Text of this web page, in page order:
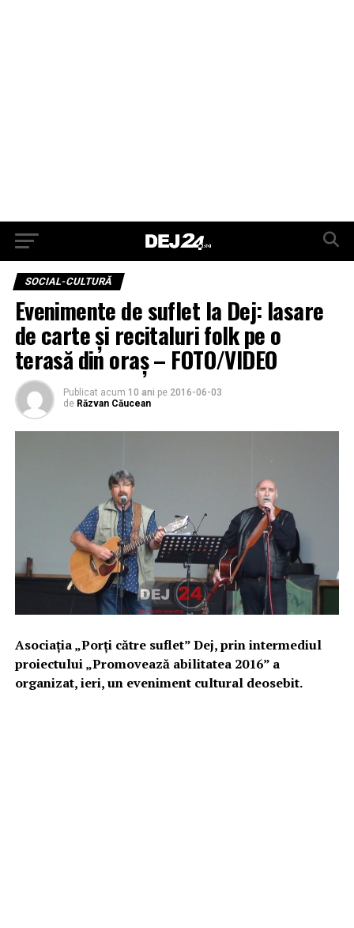
SOCIAL-CULTURĂ
Evenimente de suflet la Dej: lasare
de carte și recitaluri folk pe o
terasă din oraș – FOTO/VIDEO
Publicat acum 10 ani pe 2016-06-03
de Răzvan Căucean
Asociația „Porți către suflet” Dej, prin intermediul
proiectului „Promovează abilitatea 2016” a
organizat, ieri, un eveniment cultural deosebit.